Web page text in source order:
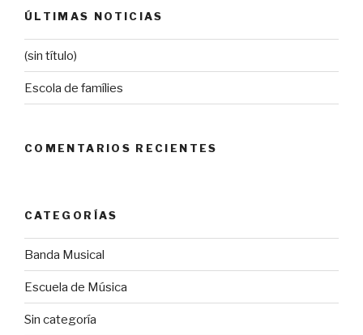
ÚLTIMAS NOTICIAS
(sin título)
Escola de famílies
COMENTARIOS RECIENTES
CATEGORÍAS
Banda Musical
Escuela de Música
Sin categoría